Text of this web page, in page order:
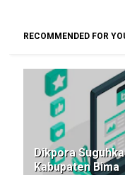
RECOMMENDED FOR
Dikpora
Kabupaten Bima